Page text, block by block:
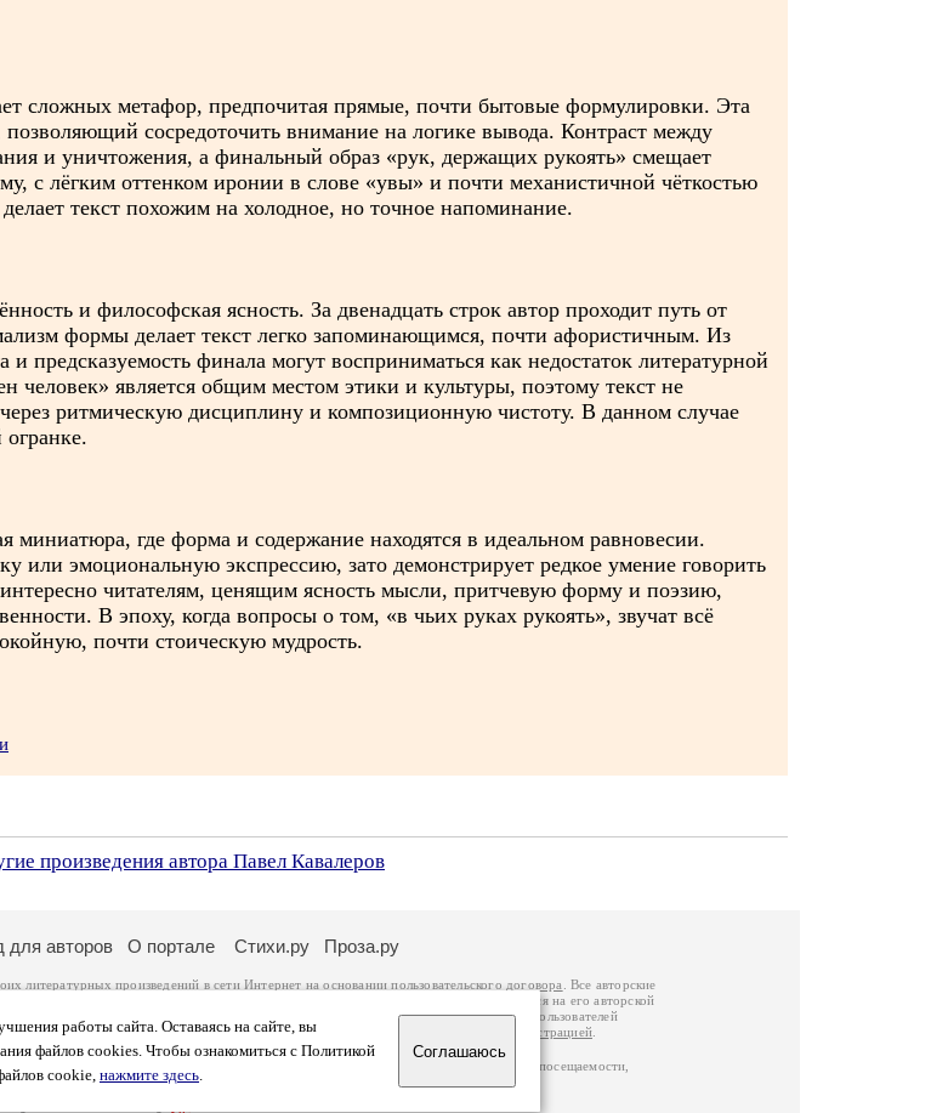
сложных метафор, предпочитая прямые, почти бытовые формулировки. Эта
сосредоточить внимание на логике вывода. Контраст между
и уничтожения, а финальный образ «рук, держащих рукоять» смещает
с лёгким оттенком иронии в слове «увы» и почти механистичной чёткостью
текст похожим на холодное, но точное напоминание.
и философская ясность. За двенадцать строк автор проходит путь от
формы делает текст легко запоминающимся, почти афористичным. Из
предсказуемость финала могут восприниматься как недостаток литературной
человек» является общим местом этики и культуры, поэтому текст не
ритмическую дисциплину и композиционную чистоту. В данном случае
миниатюра, где форма и содержание находятся в идеальном равновесии.
или эмоциональную экспрессию, зато демонстрирует редкое умение говорить
читателям, ценящим ясность мысли, притчевую форму и поэзию,
В эпоху, когда вопросы о том, «в чьих руках рукоять», звучат всё
почти стоическую мудрость.
произведения автора Павел Кавалеров
работы сайта. Оставаясь на сайте, вы
файлов cookies. Чтобы ознакомиться с Политикой
cookie, нажмите здесь.
Соглашаюсь
для авторов О портале Стихи.ру Проза.ру
литературных произведений в сети Интернет на основаниипользовательского договора
. Все авторские
произведений возможна только с согласия его автора, к которому вы можете обратиться на его авторской
на основании
законодательства Российской Федерации. Данные пользователей
можете посмотреть более подробнуюинформацию о портале связаться с администрацией
в общей сумме просматривают более двух миллионов страниц по данным счетчика посещаемости,
количество просмотров и количество посетителей.